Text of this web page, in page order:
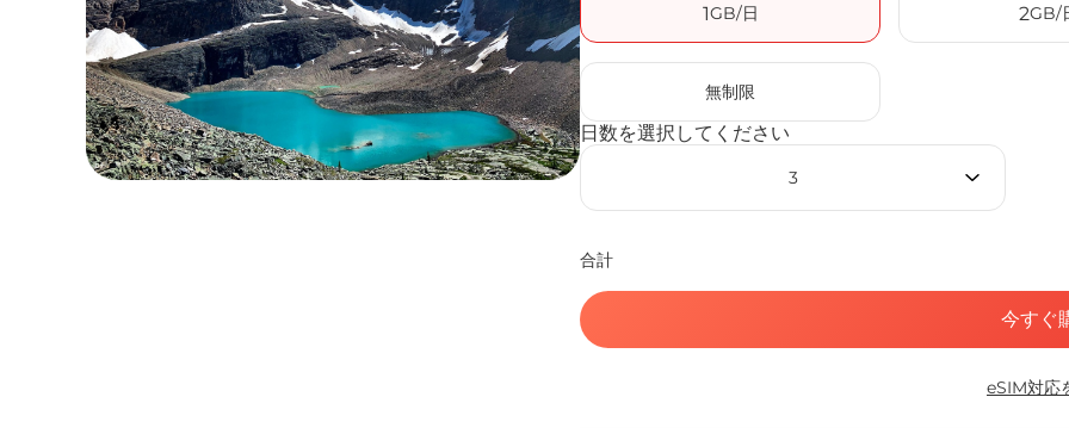
データプランを利用する
安定したインターネット接続
ローミング費用を回避
24時間年中無休のカスタマーサービス
簡単なインストール
国内の電話番号をそのままキープ
1GB/日 2GB/
無制限
日数を選択してください
3
合計
今すぐ
eSIM対応